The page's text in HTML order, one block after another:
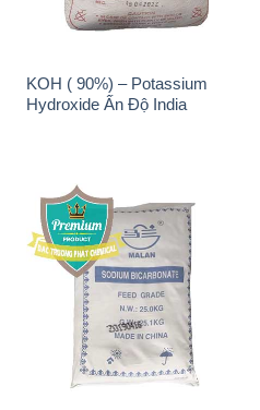
KOH ( 90%) – Potassium
Hydroxide Ấn Độ India